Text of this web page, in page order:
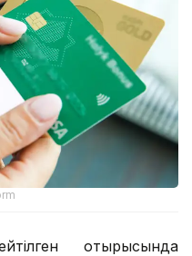
отырысында